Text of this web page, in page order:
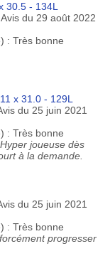
30.5 - 134L
du 29 août 2022
: Très bonne
x 31.0 - 129L
du 25 juin 2021
: Très bonne
joueuse dès
à la demande.
du 25 juin 2021
: Très bonne
progresser